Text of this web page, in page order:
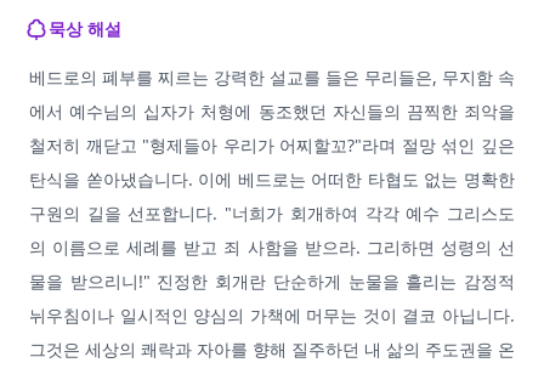
묵상 해설
베드로의 폐부를 찌르는 강력한 설교를 들은 무리들은, 무지함 속
에서 예수님의 십자가 처형에 동조했던 자신들의 끔찍한 죄악을
철저히 깨닫고 "형제들아 우리가 어찌할꼬?"라며 절망 섞인 깊은
탄식을 쏟아냈습니다. 이에 베드로는 어떠한 타협도 없는 명확한
구원의 길을 선포합니다. "너희가 회개하여 각각 예수 그리스도
의 이름으로 세례를 받고 죄 사함을 받으라. 그리하면 성령의 선
물을 받으리니!" 진정한 회개란 단순하게 눈물을 흘리는 감정적
뉘우침이나 일시적인 양심의 가책에 머무는 것이 결코 아닙니다.
그것은 세상의 쾌락과 자아를 향해 질주하던 내 삶의 주도권을 온